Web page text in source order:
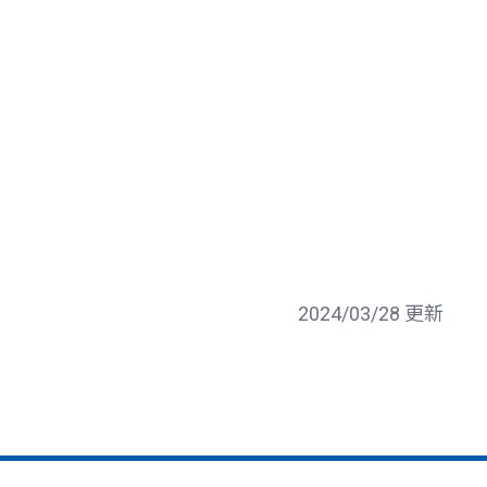
2024/03/28 更新